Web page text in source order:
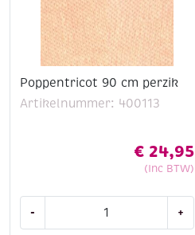
Poppentricot 90 cm perzik
Artikelnummer: 400113
€ 24,95
(Inc BTW)
- +